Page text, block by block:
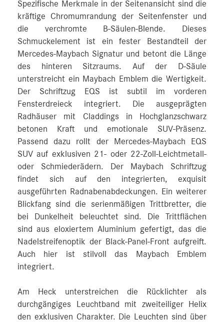
Spezifische Merkmale in der Seitenansicht sind die
kräftige Chromumrandung der Seitenfenster und
die verchromte B-Säulen-Blende. Dieses
Schmuckelement ist ein fester Bestandteil der
Mercedes-Maybach Signatur und betont die Länge
des hinteren Sitzraums. Auf der D-Säule
unterstreicht ein Maybach Emblem die Wertigkeit.
Der Schriftzug EQS ist subtil im vorderen
Fensterdreieck integriert. Die ausgeprägten
Radhäuser mit Claddings in Hochglanzschwarz
betonen Kraft und emotionale SUV-Präsenz.
Passend dazu rollt der Mercedes-Maybach EQS
SUV auf exklusiven 21- oder 22-Zoll-Leichtmetall-
oder Schmiederädern. Der Maybach Schriftzug
findet sich auf den integrierten, exquisit
ausgeführten Radnabenabdeckungen. Ein weiterer
Blickfang sind die serienmäßigen Trittbretter, die
bei Dunkelheit beleuchtet sind. Die Trittflächen
sind aus eloxiertem Aluminium gefertigt, das die
Nadelstreifenoptik der Black-Panel-Front aufgreift.
Auch hier ist stilvoll das Maybach Emblem
integriert.
Am Heck unterstreichen die Rücklichter als
durchgängiges Leuchtband mit zweiteiliger Helix
den exklusiven Charakter. Die Leuchten sind über